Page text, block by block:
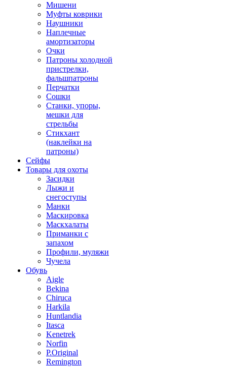
Мишени
Муфты коврики
Наушники
Наплечные
амортизаторы
Очки
Патроны холодной
пристрелки,
фальшпатроны
Перчатки
Сошки
Станки, упоры,
мешки для
стрельбы
Стикхант
(наклейки на
патроны)
Сейфы
Товары для охоты
Засидки
Лыжи и
снегоступы
Манки
Маскировка
Маскхалаты
Приманки с
запахом
Профили, муляжи
Чучела
Обувь
Aigle
Bekina
Chiruсa
Harkila
Huntlandia
Itasca
Kenetrek
Norfin
P.Original
Remington